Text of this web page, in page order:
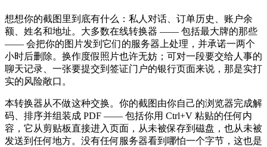
想想你的截图里到底有什么：私人对话、订单历史、账户余
额、姓名和地址。大多数在线转换器 —— 包括最大牌的那些
—— 会把你的图片发到它们的服务器上处理，并承诺一两个
小时后删除。换作度假照片也许无妨；可对一段要交给人事的
聊天记录、一张要提交到签证门户的银行页面来说，那是实打
实的风险敞口。
本转换器从不做这种交换。你的截图由你自己的浏览器完成解
码、排序并组装成 PDF —— 包括你用 Ctrl+V 粘贴的任何内
容，它从剪贴板直接进入页面，从未被保存到磁盘，也从未被
发送到任何地方。没有任何服务器看到哪怕一个字节，这也是